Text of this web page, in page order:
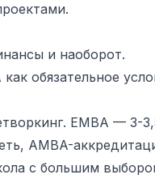
и наоборот.
обязательное
EMBA — 3-
AMBA-
с большим